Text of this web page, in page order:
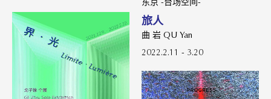
旅人
曲 岩 QU Yan
2022.2.11 - 3.20